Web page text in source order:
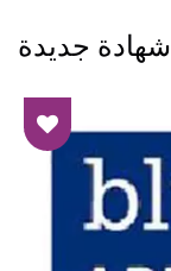
شهادة جديدة